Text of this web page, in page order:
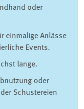
oder
einmalige Anlässe
Events.
lange.
oder
Schustereien